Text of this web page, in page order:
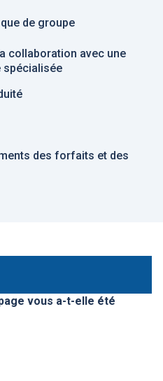
de groupe
collaboration avec une
spécialisée
des forfaits et des
vous a-t-elle été